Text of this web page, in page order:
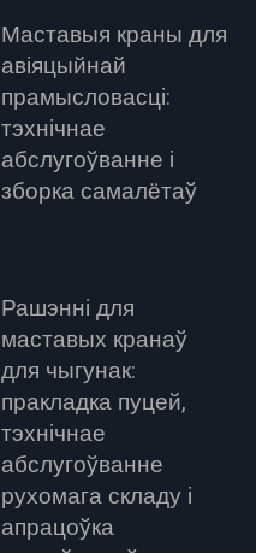
Маставыя краны для
авіяцыйнай
прамысловасці:
тэхнічнае
абслугоўванне і
зборка самалётаў
Рашэнні для
маставых кранаў
для чыгунак:
пракладка пуцей,
тэхнічнае
абслугоўванне
рухомага складу і
апрацоўка